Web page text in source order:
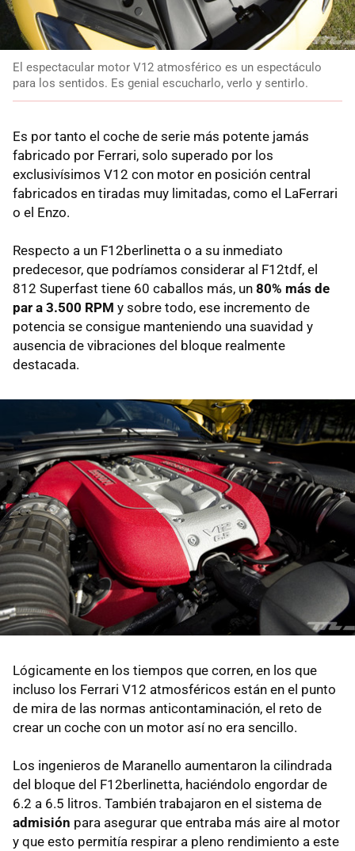
El espectacular motor V12 atmosférico es un espectáculo
para los sentidos. Es genial escucharlo, verlo y sentirlo.
Es por tanto el coche de serie más potente jamás
fabricado por Ferrari, solo superado por los
exclusivísimos V12 con motor en posición central
fabricados en tiradas muy limitadas, como el LaFerrari
o el Enzo.
Respecto a un F12berlinetta o a su inmediato
predecesor, que podríamos considerar al F12tdf, el
812 Superfast tiene 60 caballos más, un 80% más de
par a 3.500 RPM y sobre todo, ese incremento de
potencia se consigue manteniendo una suavidad y
ausencia de vibraciones del bloque realmente
destacada.
Lógicamente en los tiempos que corren, en los que
incluso los Ferrari V12 atmosféricos están en el punto
de mira de las normas anticontaminación, el reto de
crear un coche con un motor así no era sencillo.
Los ingenieros de Maranello aumentaron la cilindrada
del bloque del F12berlinetta, haciéndolo engordar de
6.2 a 6.5 litros. También trabajaron en el sistema de
admisión para asegurar que entraba más aire al motor
y que esto permitía respirar a pleno rendimiento a este